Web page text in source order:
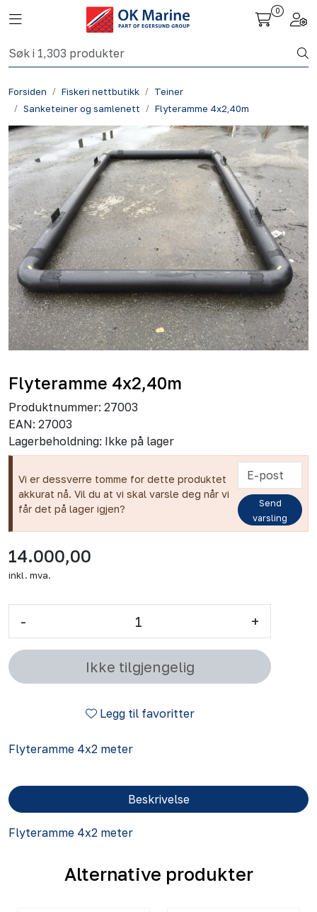
Skip to main content
Toggle navigation
0
Forsiden Fiskeri nettbutikk
Teiner
Sanketeiner og samlenett
Flyteramme 4x2,40m
Flyteramme 4x2,40m
Produktnummer: 27003
EAN: 27003
Lagerbeholdning: Ikke på lager
Vi er dessverre tomme for dette produktet
akkurat nå. Vil du at vi skal varsle deg når vi
får det på lager igjen?
Send
varsling
14.000,00
inkl. mva.
- +
Ikke tilgjengelig
Legg til favoritter
Flyteramme 4x2 meter
Beskrivelse
Flyteramme 4x2 meter
Alternative produkter
Fiskeri nettbutikk
Havbruk
Aktuelt
Om oss
Kontakt